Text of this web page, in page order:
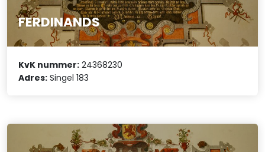
FERDINANDS
KvK nummer: 24368230
Adres: Singel 183